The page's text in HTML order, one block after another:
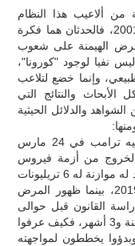
من ألاعيب هذا النظام
الساقط لا تختلف أبدا عن لعبة 11 سبتمبر 2001، فالحدثان هما فكرة
الهيمنة على شعوب
نفيا لوجود "كورونا"،
وإنما خضع لتلاعب
والنتائج التي
والدلائل الحيثية
• إن ما يسمى "قانون كيرس" الذي وقع عليه ترامب في 24 مارس
الخروج من أزمة فيروس
"كورونا" ومساعدة المتضررين منه والذي رصد له موازنة له 6 تريليونات
دولار كانت قد بدأت دراسته في 24 يناير 2019، بينما ظهور المرض
أي أنه بدأت دراسة القانون قبل حوالى
عام من ظهور المرض ليتم التوقيع عليه بعد سنة و3 أشهر، فكيف عرفوا
يخططون لمواجهته